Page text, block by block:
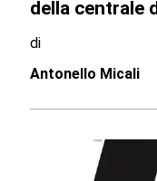
della centrale
di
Antonello Micali